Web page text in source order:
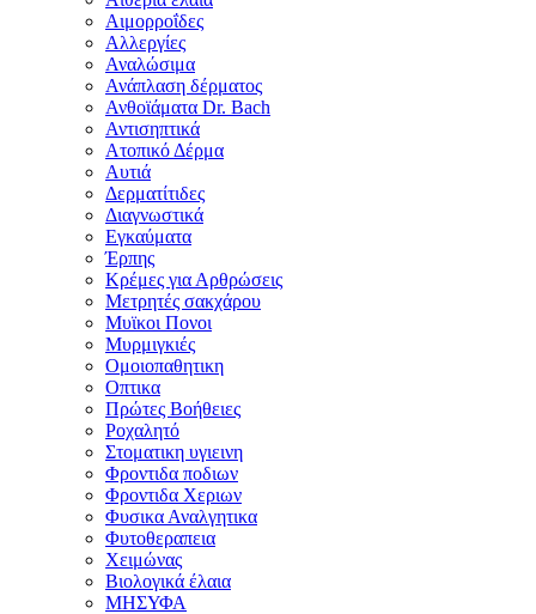
Αιμορροΐδες
Αλλεργίες
Αναλώσιμα
Ανάπλαση δέρματος
Ανθοϊάματα Dr. Bach
Αντισηπτικά
Ατοπικό Δέρμα
Αυτιά
Δερματίτιδες
Διαγνωστικά
Εγκαύματα
Έρπης
Κρέμες για Αρθρώσεις
Μετρητές σακχάρου
Μυϊκοι Πονοι
Μυρμιγκιές
Ομοιοπαθητικη
Οπτικα
Πρώτες Βοήθειες
Ροχαλητό
Στοματικη υγιεινη
Φροντιδα ποδιων
Φροντιδα Χεριων
Φυσικα Αναλγητικα
Φυτοθεραπεια
Χειμώνας
Βιολογικά έλαια
ΜΗΣΥΦΑ